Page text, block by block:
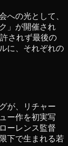
への光として、
」が開催され
されず最後の
に、それぞれの
が、リチャー
ー作を初実写
ーレンス監督
下で生まれる若